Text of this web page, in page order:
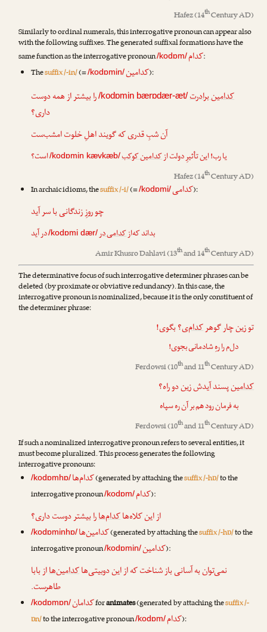
Hafez(14thCentury AD)
Similarly to ordinal numerals, this interrogative pronoun can appear also
with the following suffixes. The generated suffixal formations have the
same function as the interrogative pronoun/kodɒm/کدام:
Thesuffix /-in/(=/kodɒmin/کدامین):
کدامین برادرت /kodɒmin bærɒdær-æt/را بیشتر از همه دوست
داری؟
آن شبِ قدری که گویند اهلِ خلوت امشب‌ست
یا رب! این تأثیرِ دولت ازکدامین کوکب/kodɒmin kævkæb/است؟
Hafez(14thCentury AD)
In archaic idioms, thesuffix /-i/(=/kodɒmi/کدامی):
چو روزِ زندگانی با سر آید
بداند که‌ازکدامی در/kodɒmi dær/در آید
Amir Khusro Dahlavi(13thand 14thCentury AD)
The determinative focus of such interrogative determiner phrases can be
deleted (by proximate or obviative redundancy). In this case, the
interrogative pronoun is nominalized, because it is the only constituent of
the determiner phrase:
تو زین چار گوهرکدام‌ی؟ بگوی!
دل‌م را رهِ شادمانی بجوی!
Ferdowsi(10thand 11thCentury AD)
کدامینپسند آیدش زین دو راه؟
به فرمان رود هم بر آن ره سپاه
Ferdowsi(10thand 11thCentury AD)
If such a nominalized interrogative pronoun refers to several entities, it
must become pluralized. This process generates the following
interrogative pronouns:
/kodɒmhɒ/کدام‌ها(generated by attaching thesuffix /-hɒ/to the
interrogative pronoun/kodɒm/کدام):
از این کلاه‌هاکدام‌هارا بیشتر دوست داری؟
/kodɒminhɒ/کدامین‌ها(generated by attaching thesuffix /-hɒ/to the
interrogative pronoun/kodɒmin/کدامین):
نمی‌توان به آسانی باز شناخت که از این دوبیتی‌هاکدامین‌هااز بابا
طاهرست.
/kodɒmɒn/کدامانforanimates(generated by attaching thesuffix /-
ɒn/to the interrogative pronoun/kodɒm/کدام):